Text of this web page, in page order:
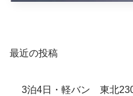
最近の投稿
3泊4日・軽バン 東北